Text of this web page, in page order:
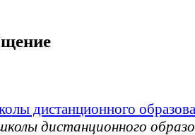
дистанционного